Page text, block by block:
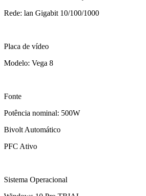
Rede: lan Gigabit 10/100/1000
Placa de vídeo
Modelo: Vega 8
Fonte
Potência nominal: 500W
Bivolt Automático
PFC Ativo
Sistema Operacional